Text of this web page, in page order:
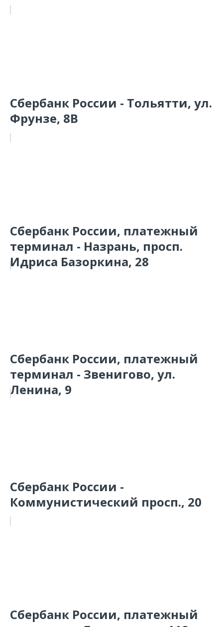
Сбербанк России - Тольятти, ул.
Фрунзе, 8В
Сбербанк России, платежный
терминал - Назрань, просп.
Идриса Базоркина, 28
Сбербанк России, платежный
терминал - Звенигово, ул.
Ленина, 9
Сбербанк России -
Коммунистический просп., 20
Сбербанк России, платежный